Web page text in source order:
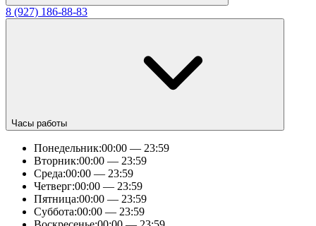
8 (927) 186-88-83
Часы работы
Понедельник:00:00 — 23:59
Вторник:00:00 — 23:59
Среда:00:00 — 23:59
Четверг:00:00 — 23:59
Пятница:00:00 — 23:59
Суббота:00:00 — 23:59